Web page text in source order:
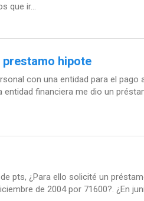
que ir...
hipote
con una entidad para el pago
financiera me dio un
pts, ¿Para ello solicité un
de 2004 por 71600?. ¿En